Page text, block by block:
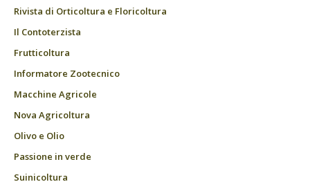
Rivista di Orticoltura e Floricoltura
Il Contoterzista
Frutticoltura
Informatore Zootecnico
Macchine Agricole
Nova Agricoltura
Olivo e Olio
Passione in verde
Suinicoltura